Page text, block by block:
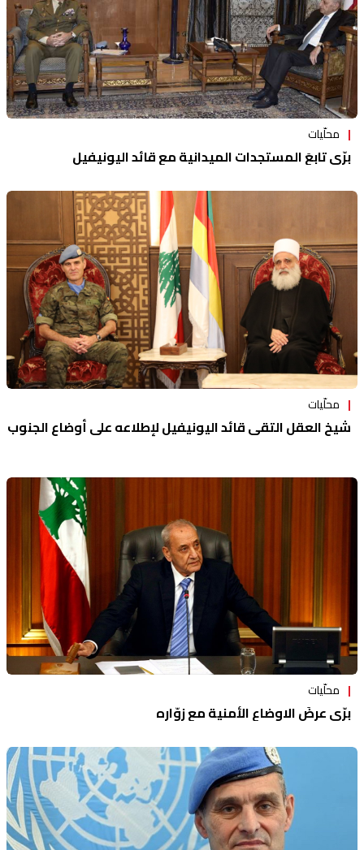
محلّيات
برّي تابعَ المستجدات الميدانية مع قائد اليونيفيل
محلّيات
شيخ العقل التقى قائد اليونيفيل لإطلاعه على أوضاع الجنوب
محلّيات
برّي عرضَ الاوضاع الأمنية مع زوّاره